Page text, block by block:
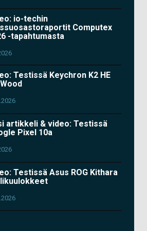
io-techin
Computex
-tapahtumasta
Testissä Keychron K2 HE
artikkeli & video: Testissä
Pixel 10a
Testissä Asus ROG Kithara